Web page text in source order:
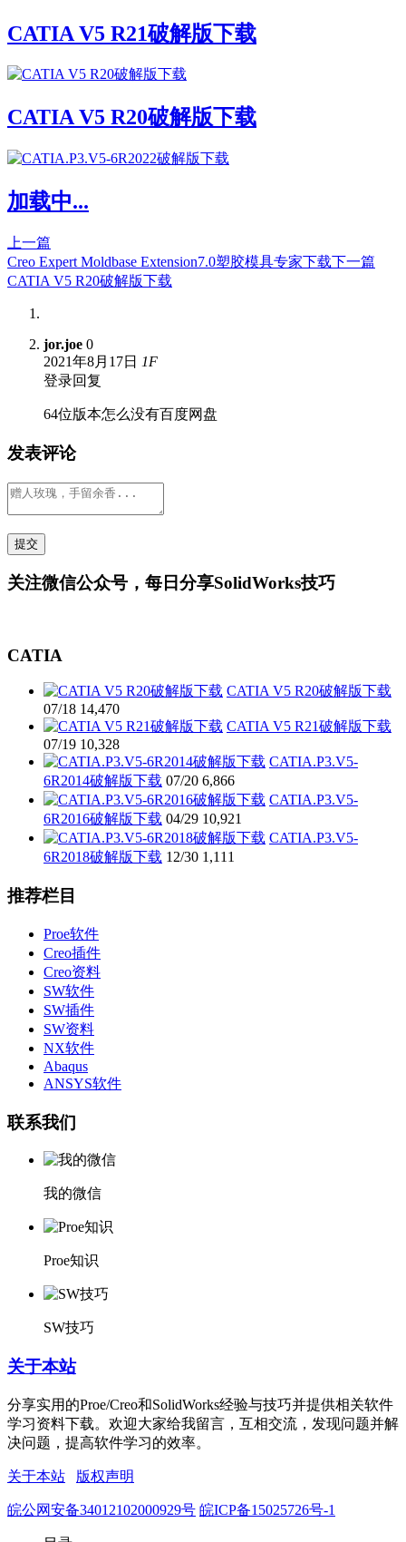
CATIA V5 R21破解版下载
CATIA V5 R20破解版下载
加载中...
上一篇
Creo Expert Moldbase Extension7.0塑胶模具专家下载下一篇
CATIA V5 R20破解版下载
jor.joe 0
2021年8月17日 1F
登录回复
64位版本怎么没有百度网盘
发表评论
关注微信公众号，每日分享SolidWorks技巧
CATIA
CATIA V5 R20破解版下载
07/18 14,470
CATIA V5 R21破解版下载
07/19 10,328
CATIA.P3.V5-
6R2014破解版下载 07/20 6,866
CATIA.P3.V5-
6R2016破解版下载 04/29 10,921
CATIA.P3.V5-
6R2018破解版下载 12/30 1,111
推荐栏目
Proe软件
Creo插件
Creo资料
SW软件
SW插件
SW资料
NX软件
Abaqus
ANSYS软件
联系我们
我的微信
Proe知识
SW技巧
关于本站
分享实用的Proe/Creo和SolidWorks经验与技巧并提供相关软件
学习资料下载。欢迎大家给我留言，互相交流，发现问题并解
决问题，提高软件学习的效率。
关于本站 版权声明
皖公网安备34012102000929号 皖ICP备15025726号-1